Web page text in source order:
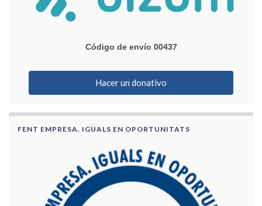
Código de envío 00437
Hacer un donativo
FENT EMPRESA. IGUALS EN OPORTUNITATS